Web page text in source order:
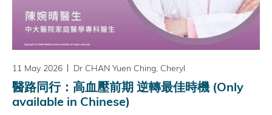
11 May 2026 Dr CHAN Yuen Ching, Cheryl
醫路同行：高血壓前期 逆轉最佳時機 (Only
available in Chinese)